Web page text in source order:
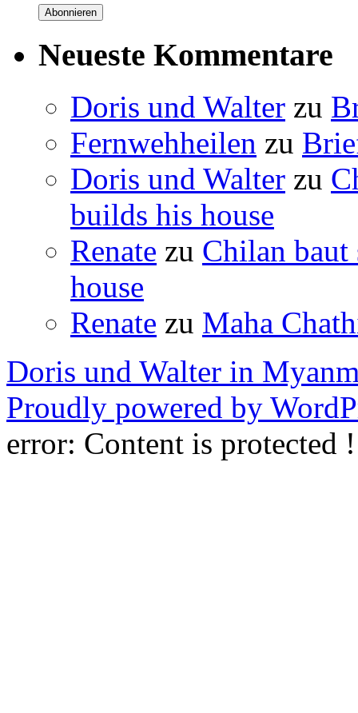
Abonnieren
Neueste Kommentare
Doris und Walter zu
Fernwehheilen zu
Doris und Walter zu
builds his house
Renate zu Chilan
house
Renate zu Maha
Doris und Walter in
Proudly powered by
error: Content is protected